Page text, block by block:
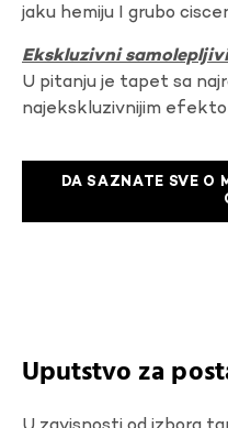
jaku hemiju I grubo
Ekskluzivni
U pitanju je tapet sa
najekskluzivnijim
DA SAZNATE SVE O
Uputstvo za